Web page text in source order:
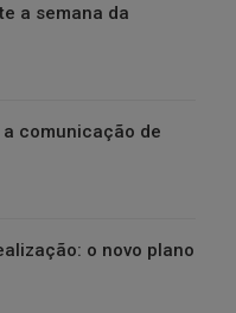
a semana da
comunicação de
o novo plano